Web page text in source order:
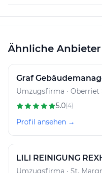
Ähnliche
Graf
Umzugsfirma · Oberriet
5.0(4)
Profil ansehen →
LILI REINIGUNG
Umzugsfirma · St.